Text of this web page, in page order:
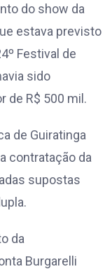
do show da
estava previsto
Festival de
sido
de R$ 500 mil.
de Guiratinga
contratação da
supostas
da
Burgarelli